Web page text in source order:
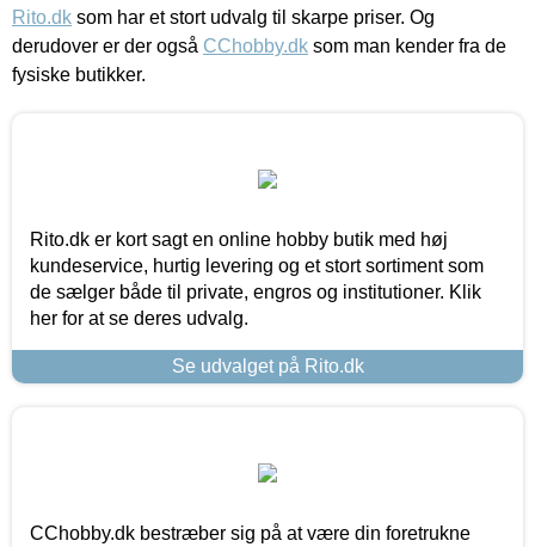
Rito.dk som har et stort udvalg til skarpe priser. Og
derudover er der også CChobby.dk som man kender fra de
fysiske butikker.
Rito.dk er kort sagt en online hobby butik med høj
kundeservice, hurtig levering og et stort sortiment som
de sælger både til private, engros og institutioner. Klik
her for at se deres udvalg.
Se udvalget på Rito.dk
CChobby.dk bestræber sig på at være din foretrukne